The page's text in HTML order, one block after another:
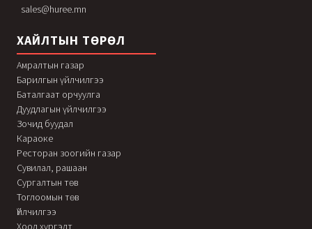
sales@huree.mn
ХАЙЛТЫН ТӨРӨЛ
Амралтын газар
Барилгын үйлчилгээ
Баталгаат орчуулга
Дуудлагын үйлчилгээ
Зочид буудал
Караоке
Ресторан зоогийн газар
Сувилал, рашаан
Сургалтын төв
Тоглоомын төв
Үйлчилгээ
Хоол хүргэлт